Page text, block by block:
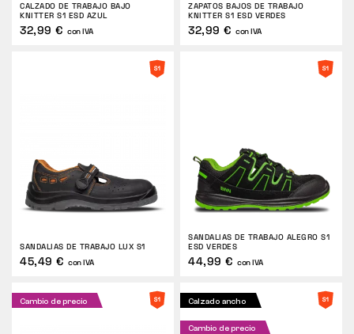
CALZADO DE TRABAJO BAJO
KNITTER S1 ESD AZUL
32,99 € con IVA
ZAPATOS BAJOS DE TRABAJO
KNITTER S1 ESD VERDES
32,99 € con IVA
SANDALIAS DE TRABAJO LUX S1
45,49 € con IVA
SANDALIAS DE TRABAJO ALEGRO S1
ESD VERDES
44,99 € con IVA
Cambio de precio Calzado ancho
Cambio de precio